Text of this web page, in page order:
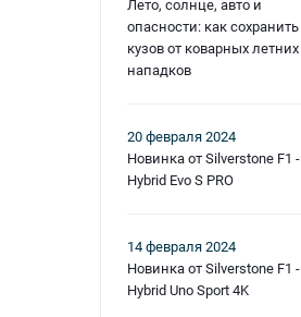
Лето, солнце, авто и
опасности: как сохранить
кузов от коварных летних
нападков
20 февраля 2024
Новинка от Silverstone F1 -
Hybrid Evo S PRO
14 февраля 2024
Новинка от Silverstone F1 -
Hybrid Uno Sport 4K